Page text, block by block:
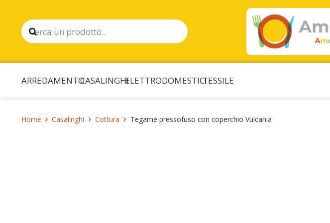
ARREDAMENTOCASALINGHIELETTRODOMESTICITESSILE
Home Casalinghi Cottura Tegame pressofuso con coperchio Vulcania